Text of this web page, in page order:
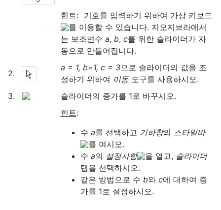
힌트: 기호를 입력하기 위하여 가상 키보드
를 이용할 수 있습니다. 지오지브라에서
는 보조변수 a, b, c를 위한 슬라이더가 자
동으로 만들어집니다.
2.
a = 1, b=1, c = 3으로 슬라이더의 값을 조
정하기 위하여 이동 도구를 사용하시오.
3.
슬라이더의 증가를 1로 바꾸시오.
힌트
수 a를 선택하고 기하창의 스타일바
를 여시오.
수 a의 설정사항 을 열고, 슬라이더
탭을 선택하시오.
같은 방법으로 수 b와 c에 대하여 증
가를 1로 설정하시오.